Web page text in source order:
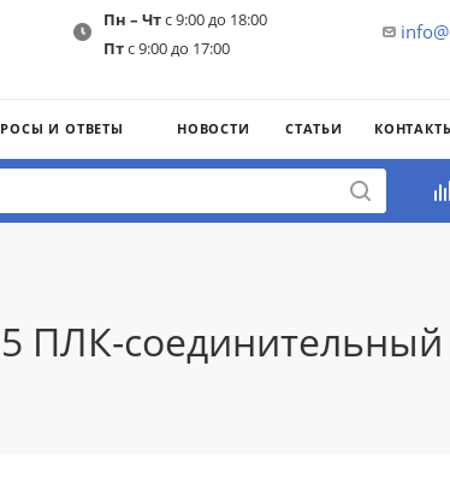
Пн – Чтс 9:00 до 18:00
Птс 9:00 до 17:00
И ОТВЕТЫ НОВОСТИ СТАТЬИ
ПЛК-